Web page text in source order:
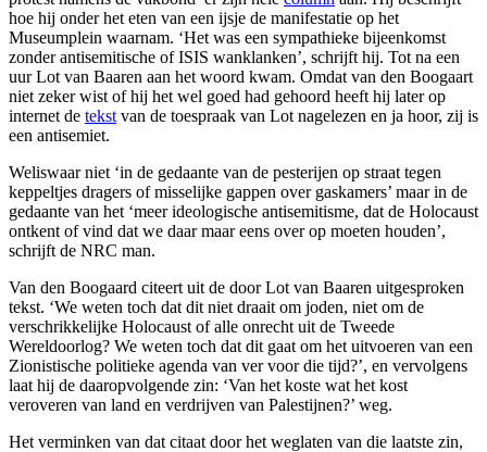
hoe hij onder het eten van een ijsje de manifestatie op het
Museumplein waarnam. ‘Het was een sympathieke bijeenkomst
zonder antisemitische of ISIS wanklanken’, schrijft hij. Tot na een
uur Lot van Baaren aan het woord kwam. Omdat van den Boogaart
niet zeker wist of hij het wel goed had gehoord heeft hij later op
internet de tekst van de toespraak van Lot nagelezen en ja hoor, zij is
een antisemiet.
Weliswaar niet ‘in de gedaante van de pesterijen op straat tegen
keppeltjes dragers of misselijke gappen over gaskamers’ maar in de
gedaante van het ‘meer ideologische antisemitisme, dat de Holocaust
ontkent of vind dat we daar maar eens over op moeten houden’,
schrijft de NRC man.
Van den Boogaard citeert uit de door Lot van Baaren uitgesproken
tekst. ‘We weten toch dat dit niet draait om joden, niet om de
verschrikkelijke Holocaust of alle onrecht uit de Tweede
Wereldoorlog? We weten toch dat dit gaat om het uitvoeren van een
Zionistische politieke agenda van ver voor die tijd?’, en vervolgens
laat hij de daaropvolgende zin: ‘Van het koste wat het kost
veroveren van land en verdrijven van Palestijnen?’ weg.
Het verminken van dat citaat door het weglaten van die laatste zin,